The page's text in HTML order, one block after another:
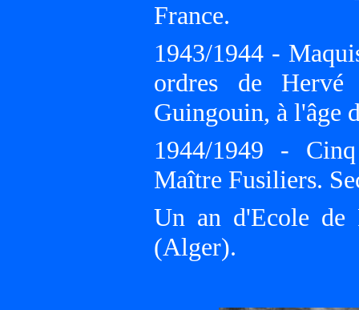
France.
1943/1944 -
ordres de Hervé
Guingouin, à l'âge
1944/1949 -
Maître Fusiliers.
Un an d'Ecole de
(Alger).